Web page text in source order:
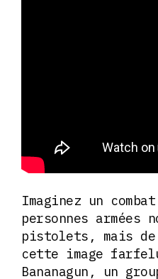
Imaginez un
personnes armées
pistolets, mais de
cette image
Bananagun, un